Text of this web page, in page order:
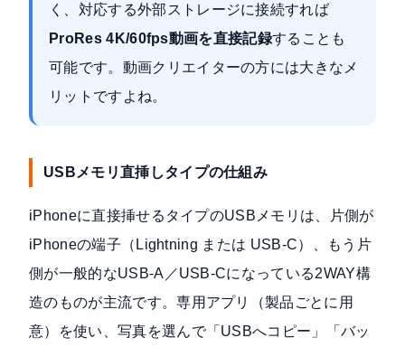
く、対応する外部ストレージに接続すれば
ProRes 4K/60fps動画を直接記録することも
可能です。動画クリエイターの方には大きなメ
リットですよね。
USBメモリ直挿しタイプの仕組み
iPhoneに直接挿せるタイプのUSBメモリは、片側が
iPhoneの端子（Lightning または USB-C）、もう片
側が一般的なUSB-A／USB-Cになっている2WAY構
造のものが主流です。専用アプリ（製品ごとに用
意）を使い、写真を選んで「USBへコピー」「バッ